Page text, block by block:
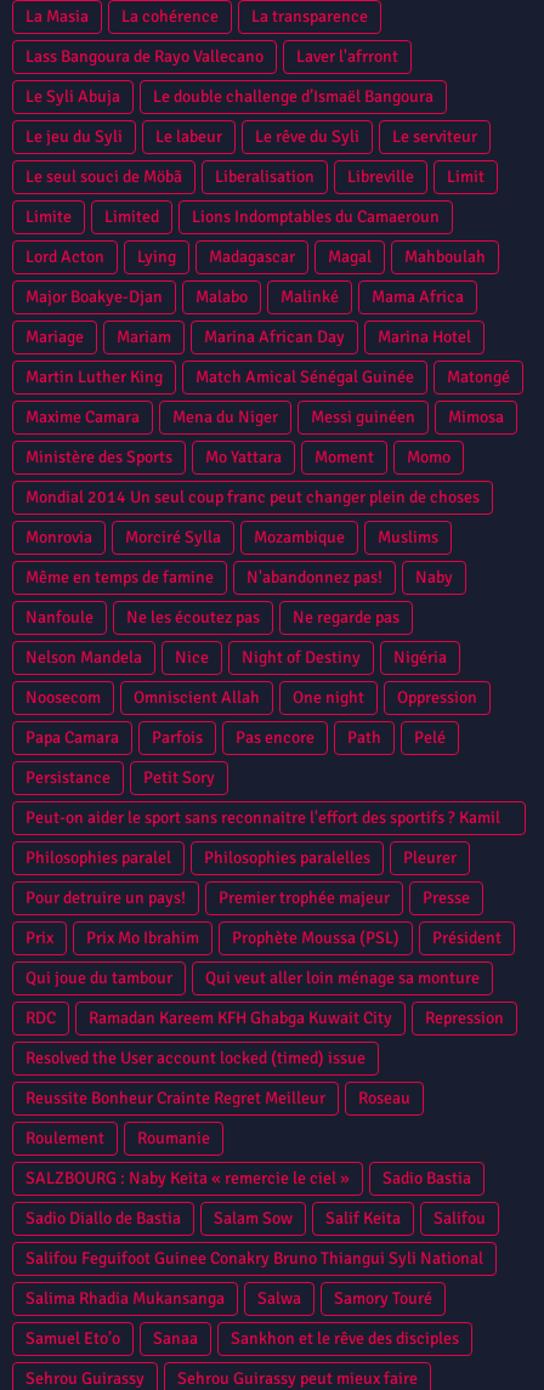
La Masia La cohérence
La transparence
Lass Bangoura de Rayo Vallecano
Laver l'afrront
Le Syli Abuja
Le double challenge d’Ismaël Bangoura
Le jeu du Syli
Le labeur Le rêve du Syli
Le serviteur
Le seul souci de Möbã
Liberalisation Libreville
Limit
Limite
Limited
Lions Indomptables du Camaeroun
Lord Acton
Lying Madagascar Magal
Mahboulah
Major Boakye-Djan
Malabo Malinké
Mama Africa
Mariage
Mariam Marina African Day
Marina Hotel
Martin Luther King
Match Amical Sénégal Guinée
Matongé
Maxime Camara
Mena du Niger Messi guinéen
Mimosa
Ministère des Sports
Mo Yattara Moment
Momo
Mondial 2014 Un seul coup franc peut changer plein de choses
Monrovia
Morciré Sylla Mozambique
Muslims
Même en temps de famine
N'abandonnez pas!
Naby
Nanfoule
Ne les écoutez pas
Ne regarde pas
Nelson Mandela
Nice Night of Destiny
Nigéria
Noosecom
Omniscient Allah One night
Oppression
Papa Camara
Parfois Pas encore Path
Pelé
Persistance
Petit Sory
Peut-on aider le sport sans reconnaitre l'effort des sportifs ? Kamil
Zayatte Bantama Sow Guinee Conakry Syli National CAN 2013
Niamey
Philosophies paralel Philosophies paralelles
Pleurer
Pour detruire un pays!
Premier trophée majeur
Presse
Prix
Prix Mo Ibrahim Prophète Moussa (PSL)
Président
Qui joue du tambour
Qui veut aller loin ménage sa monture
RDC
Ramadan Kareem KFH Ghabga Kuwait City
Repression
Resolved the User account locked (timed) issue
Reussite Bonheur Crainte Regret Meilleur
Roseau
Roulement
Roumanie
SALZBOURG : Naby Keita « remercie le ciel »
Sadio Bastia
Sadio Diallo de Bastia
Salam Sow Salif Keita
Salifou
Salifou Feguifoot Guinee Conakry Bruno Thiangui Syli National
Salima Rhadia Mukansanga
Salwa
Samory Touré
Samuel Eto’o
Sanaa
Sankhon et le rêve des disciples
Sehrou Guirassy
Sehrou Guirassy peut mieux faire